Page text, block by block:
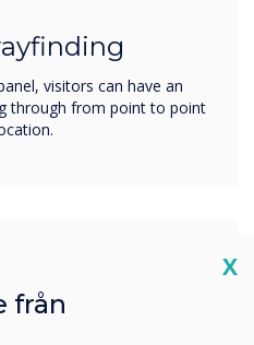
visitors can have an
through from point to point
X
från